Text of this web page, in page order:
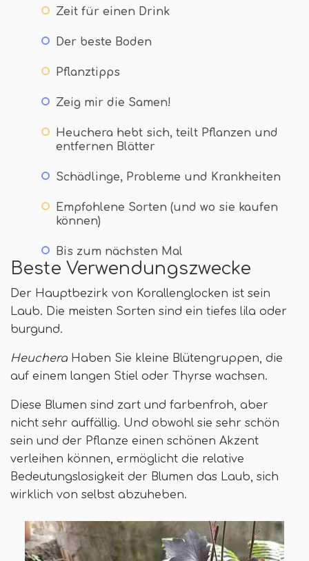
Zeit für einen Drink
Der beste Boden
Pflanztipps
Zeig mir die Samen!
Heuchera hebt sich, teilt Pflanzen und
entfernen Blätter
Schädlinge, Probleme und Krankheiten
Empfohlene Sorten (und wo sie kaufen
können)
Bis zum nächsten Mal
Beste Verwendungszwecke
Der Hauptbezirk von Korallenglocken ist sein
Laub. Die meisten Sorten sind ein tiefes lila oder
burgund.
Heuchera Haben Sie kleine Blütengruppen, die
auf einem langen Stiel oder Thyrse wachsen.
Diese Blumen sind zart und farbenfroh, aber
nicht sehr auffällig. Und obwohl sie sehr schön
sein und der Pflanze einen schönen Akzent
verleihen können, ermöglicht die relative
Bedeutungslosigkeit der Blumen das Laub, sich
wirklich von selbst abzuheben.